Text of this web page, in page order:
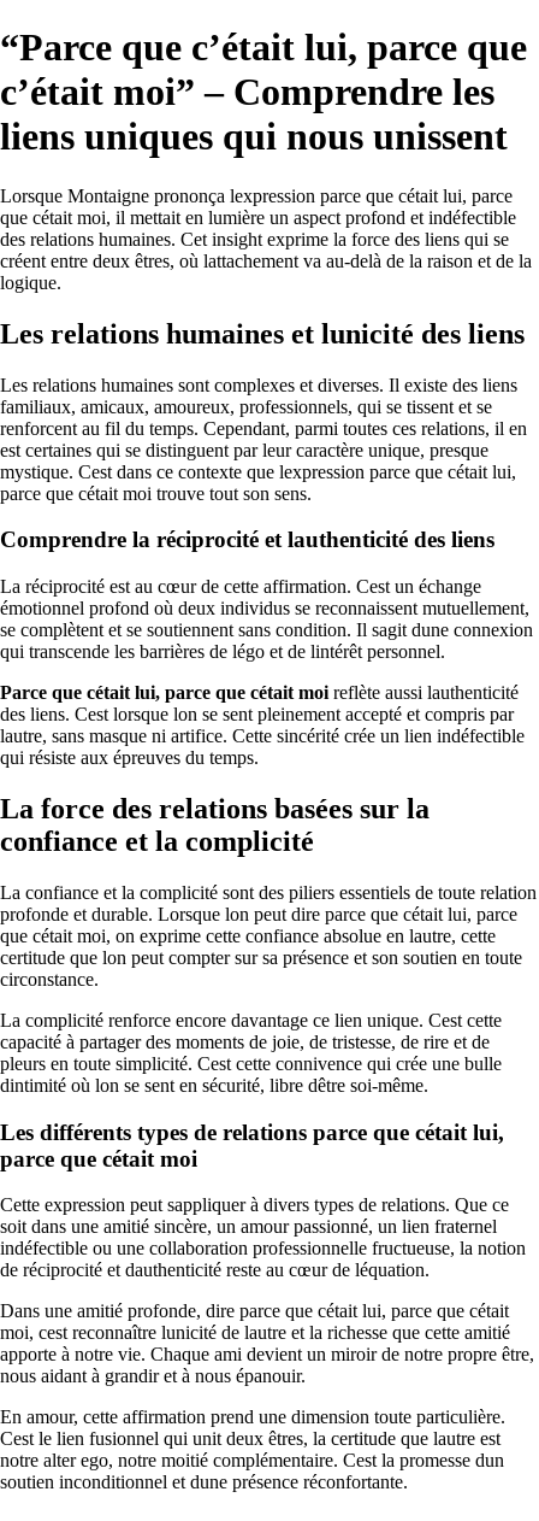
“Parce que c’était lui, parce que
c’était moi” – Comprendre les
liens uniques qui nous unissent
Lorsque Montaigne prononça lexpression parce que cétait lui, parce
que cétait moi, il mettait en lumière un aspect profond et indéfectible
des relations humaines. Cet insight exprime la force des liens qui se
créent entre deux êtres, où lattachement va au-delà de la raison et de la
logique.
Les relations humaines et lunicité des liens
Les relations humaines sont complexes et diverses. Il existe des liens
familiaux, amicaux, amoureux, professionnels, qui se tissent et se
renforcent au fil du temps. Cependant, parmi toutes ces relations, il en
est certaines qui se distinguent par leur caractère unique, presque
mystique. Cest dans ce contexte que lexpression parce que cétait lui,
parce que cétait moi trouve tout son sens.
Comprendre la réciprocité et lauthenticité des liens
La réciprocité est au cœur de cette affirmation. Cest un échange
émotionnel profond où deux individus se reconnaissent mutuellement,
se complètent et se soutiennent sans condition. Il sagit dune connexion
qui transcende les barrières de légo et de lintérêt personnel.
Parce que cétait lui, parce que cétait moi reflète aussi lauthenticité
des liens. Cest lorsque lon se sent pleinement accepté et compris par
lautre, sans masque ni artifice. Cette sincérité crée un lien indéfectible
qui résiste aux épreuves du temps.
La force des relations basées sur la
confiance et la complicité
La confiance et la complicité sont des piliers essentiels de toute relation
profonde et durable. Lorsque lon peut dire parce que cétait lui, parce
que cétait moi, on exprime cette confiance absolue en lautre, cette
certitude que lon peut compter sur sa présence et son soutien en toute
circonstance.
La complicité renforce encore davantage ce lien unique. Cest cette
capacité à partager des moments de joie, de tristesse, de rire et de
pleurs en toute simplicité. Cest cette connivence qui crée une bulle
dintimité où lon se sent en sécurité, libre dêtre soi-même.
Les différents types de relations parce que cétait lui,
parce que cétait moi
Cette expression peut sappliquer à divers types de relations. Que ce
soit dans une amitié sincère, un amour passionné, un lien fraternel
indéfectible ou une collaboration professionnelle fructueuse, la notion
de réciprocité et dauthenticité reste au cœur de léquation.
Dans une amitié profonde, dire parce que cétait lui, parce que cétait
moi, cest reconnaître lunicité de lautre et la richesse que cette amitié
apporte à notre vie. Chaque ami devient un miroir de notre propre être,
nous aidant à grandir et à nous épanouir.
En amour, cette affirmation prend une dimension toute particulière.
Cest le lien fusionnel qui unit deux êtres, la certitude que lautre est
notre alter ego, notre moitié complémentaire. Cest la promesse dun
soutien inconditionnel et dune présence réconfortante.